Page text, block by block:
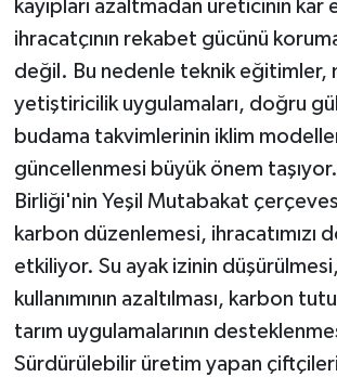
kayıpları azaltmadan üreticinin kar
ihracatçının rekabet gücünü
değil. Bu nedenle teknik eğitimler,
yetiştiricilik uygulamaları, doğru
budama takvimlerinin iklim
güncellenmesi büyük önem
Birliği'nin Yeşil Mutabakat
karbon düzenlemesi, ihracatımızı
etkiliyor. Su ayak izinin
kullanımının azaltılması, karbon
tarım uygulamalarının
Sürdürülebilir üretim yapan